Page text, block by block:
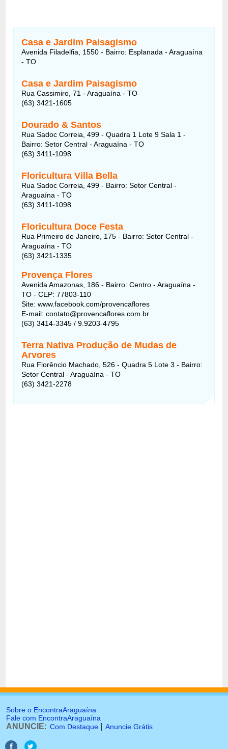
Casa e Jardim Paisagismo
Avenida Filadelfia, 1550 - Bairro: Esplanada - Araguaína
- TO
Casa e Jardim Paisagismo
Rua Cassimiro, 71 - Araguaína - TO
(63) 3421-1605
Dourado & Santos
Rua Sadoc Correia, 499 - Quadra 1 Lote 9 Sala 1 -
Bairro: Setor Central - Araguaína - TO
(63) 3411-1098
Floricultura Villa Bella
Rua Sadoc Correia, 499 - Bairro: Setor Central -
Araguaína - TO
(63) 3411-1098
Floricultura Doce Festa
Rua Primeiro de Janeiro, 175 - Bairro: Setor Central -
Araguaína - TO
(63) 3421-1335
Provença Flores
Avenida Amazonas, 186 - Bairro: Centro - Araguaína -
TO - CEP: 77803-110
Site: www.facebook.com/provencaflores
E-mail: contato@provencaflores.com.br
(63) 3414-3345 / 9.9203-4795
Terra Nativa Produção de Mudas de
Arvores
Rua Florêncio Machado, 526 - Quadra 5 Lote 3 - Bairro:
Setor Central - Araguaína - TO
(63) 3421-2278
Sobre o EncontraAraguaína
Fale com EncontraAraguaína
ANUNCIE: Com Destaque Anuncie Grátis